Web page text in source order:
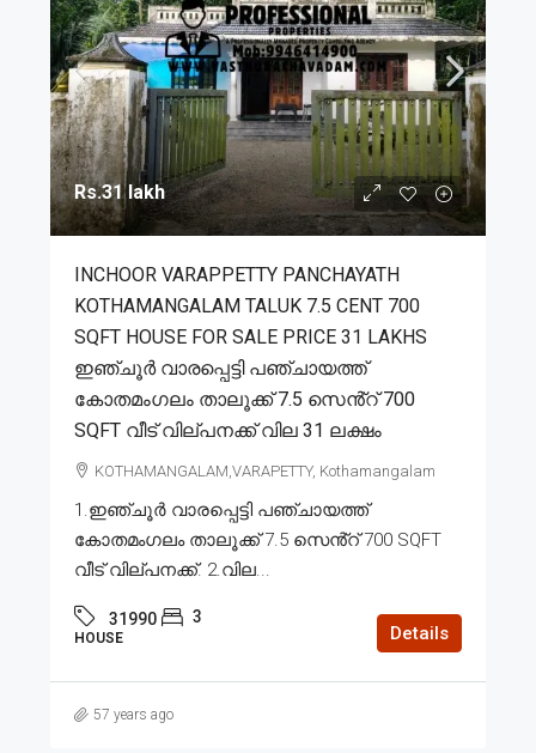
Rs.31 lakh
INCHOOR VARAPPETTY PANCHAYATH
KOTHAMANGALAM TALUK 7.5 CENT 700
SQFT HOUSE FOR SALE PRICE 31 LAKHS
ഇഞ്ചൂർ വാരപ്പെട്ടി പഞ്ചായത്ത്
കോതമംഗലം താലൂക്ക് 7.5 സെൻ്റ് 700
SQFT വീട് വില്പനക്ക് വില 31 ലക്ഷം
KOTHAMANGALAM,VARAPETTY, Kothamangalam
1.ഇഞ്ചൂർ വാരപ്പെട്ടി പഞ്ചായത്ത്
കോതമംഗലം താലൂക്ക് 7.5 സെൻ്റ് 700 SQFT
വീട് വില്പനക്ക്. 2.വില...
31990 3
HOUSE Details
57 years ago